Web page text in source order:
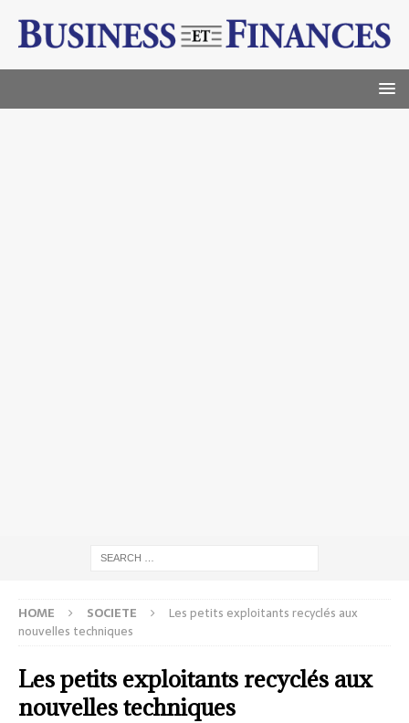
HOME SOCIETE
Les petits exploitants recyclés aux
nouvelles techniques
Les petits exploitants recyclés aux
nouvelles techniques